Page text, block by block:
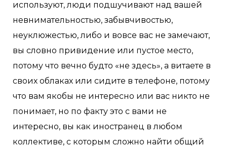
используют, люди подшучивают над вашей
невнимательностью, забывчивостью,
неуклюжестью, либо и вовсе вас не замечают,
вы словно привидение или пустое место,
потому что вечно будто «не здесь», а витаете в
своих облаках или сидите в телефоне, потому
что вам якобы не интересно или вас никто не
понимает, но по факту это с вами не
интересно, вы как иностранец в любом
коллективе, с которым сложно найти общий